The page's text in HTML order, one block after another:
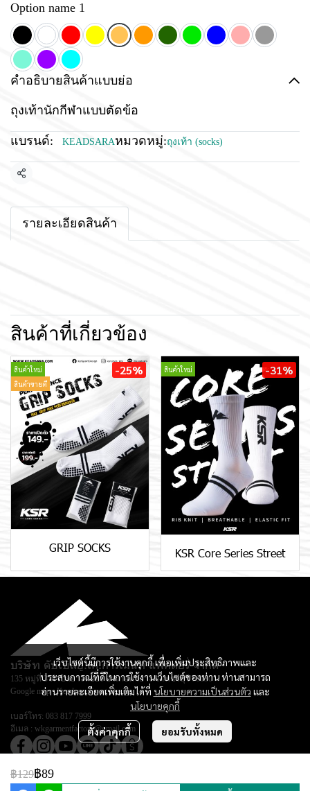
Option name 1
คำอธิบายสินค้าแบบย่อ
ถุงเท้านักกีฬาแบบตัดข้อ
แบรนด์: KEADSARAหมวดหมู่:ถุงเท้า (socks)
แชร์
รายละเอียดสินค้า
สินค้าที่เกี่ยวข้อง
สินค้าใหม่
สินค้าขายดี
-25%
GRIP SOCKS
สินค้าใหม่ -31%
KSR Core Series Street
฿129฿89
เว็บไซต์นี้มีการใช้งานคุกกี้ เพื่อเพิ่มประสิทธิภาพและ
ประสบการณ์ที่ดีในการใช้งานเว็บไซต์ของท่าน ท่านสามารถ
อ่านรายละเอียดเพิ่มเติมได้ที่ นโยบายความเป็นส่วนตัว และ
นโยบายคุกกี้
ตั้งค่าคุกกี้ ยอมรับทั้งหมด
บริษัท ดับเบิลยู.เค.การ์เม้นท์ แฟคตอรี่ จำกัด
135 หมู่ที่ 3 ตำบลยางหย่อง อำเภอท่ายาง จ.เพชรบุรี 76130
Google map :Keadsara Sport Design
เบอร์โทร: 083 817 7999
อีเมล : wkgarmentfactory@gmail.com